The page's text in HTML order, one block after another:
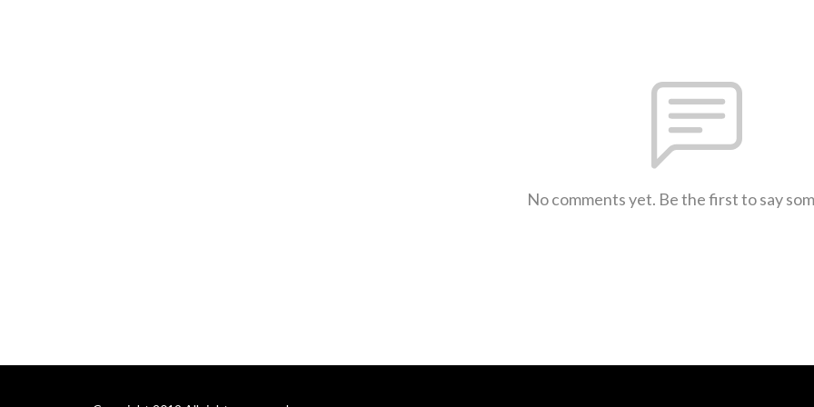
No comments yet. Be the first to say